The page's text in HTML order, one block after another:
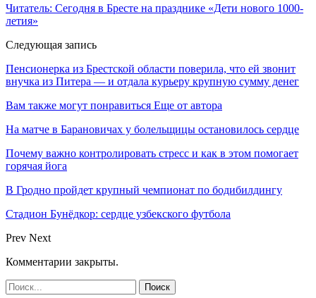
Читатель: Сегодня в Бресте на празднике «Дети нового 1000-
летия»
Следующая запись
Пенсионерка из Брестской области поверила, что ей звонит
внучка из Питера — и отдала курьеру крупную сумму денег
Вам также могут понравиться Еще от автора
На матче в Барановичах у болельщицы остановилось сердце
Почему важно контролировать стресс и как в этом помогает
горячая йога
В Гродно пройдет крупный чемпионат по бодибилдингу
Стадион Бунёдкор: сердце узбекского футбола
Prev Next
Комментарии закрыты.